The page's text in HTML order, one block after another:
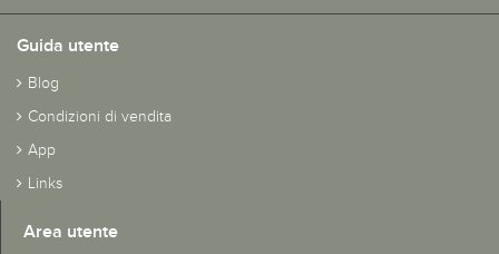
Guida utente
Blog
Condizioni di vendita
App
Links
Area utente